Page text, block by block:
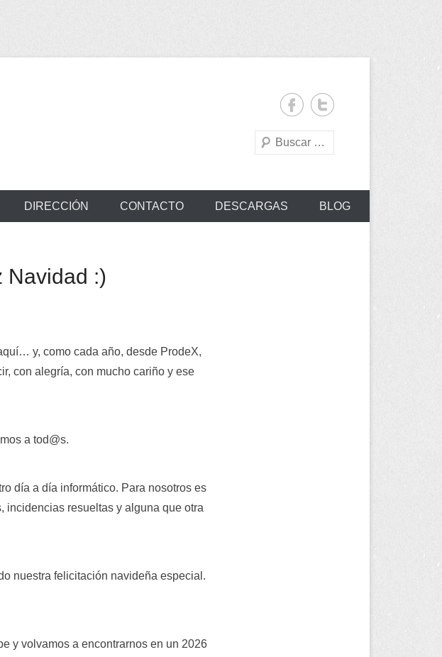
Buscar
DIRECCIÓN CONTACTO DESCARGAS BLOG
Navidad :)
y, como cada año, desde ProdeX,
con alegría, con mucho cariño y ese
a tod@s.
día a día informático. Para nosotros es
incidencias resueltas y alguna que otra
nuestra felicitación navideña especial.
y volvamos a encontrarnos en un 2026